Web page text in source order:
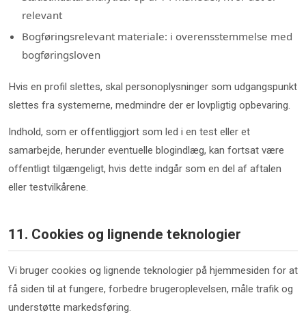
relevant
Bogføringsrelevant materiale: i overensstemmelse med
bogføringsloven
Hvis en profil slettes, skal personoplysninger som udgangspunkt
slettes fra systemerne, medmindre der er lovpligtig opbevaring.
Indhold, som er offentliggjort som led i en test eller et
samarbejde, herunder eventuelle blogindlæg, kan fortsat være
offentligt tilgængeligt, hvis dette indgår som en del af aftalen
eller testvilkårene.
11. Cookies og lignende teknologier
Vi bruger cookies og lignende teknologier på hjemmesiden for at
få siden til at fungere, forbedre brugeroplevelsen, måle trafik og
understøtte markedsføring.